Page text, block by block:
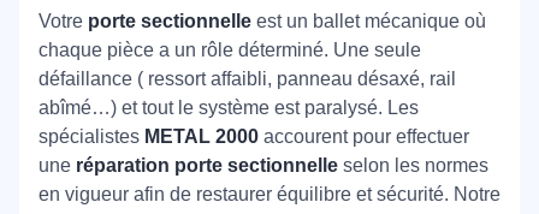
Votre porte sectionnelle est un ballet mécanique où
chaque pièce a un rôle déterminé. Une seule
défaillance ( ressort affaibli, panneau désaxé, rail
abîmé…) et tout le système est paralysé. Les
spécialistes METAL 2000 accourent pour effectuer
une réparation porte sectionnelle selon les normes
en vigueur afin de restaurer équilibre et sécurité. Notre